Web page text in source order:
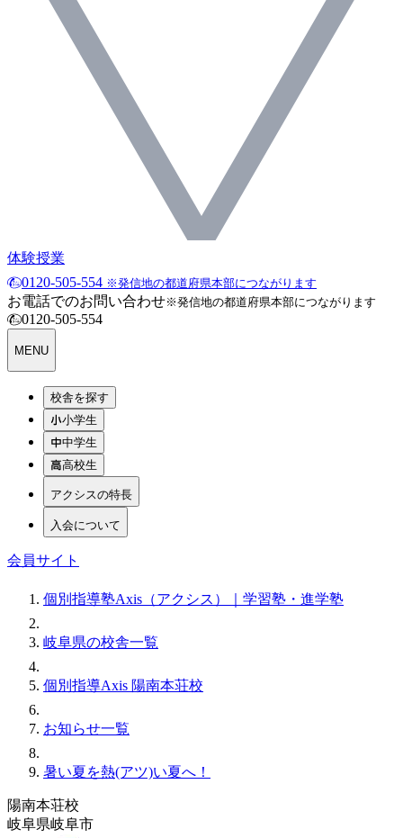
体験授業
0120-505-554 ※発信地の都道府県本部につながります
お電話でのお問い合わせ※発信地の都道府県本部につながります
0120-505-554
MENU
校舎を探す
小学生
中学生
高校生
アクシスの特長
入会について
会員サイト
個別指導塾Axis（アクシス）｜学習塾・進学塾
岐阜県の校舎一覧
個別指導Axis 陽南本荘校
お知らせ一覧
暑い夏を熱(アツ)い夏へ！
陽南本荘校
岐阜県岐阜市